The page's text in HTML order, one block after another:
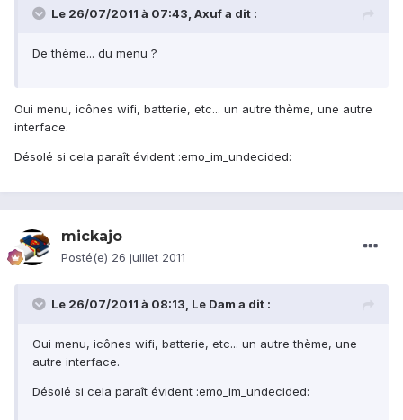
Le 26/07/2011 à 07:43, Axuf a dit :
De thème... du menu ?
Oui menu, icônes wifi, batterie, etc... un autre thème, une autre
interface.
Désolé si cela paraît évident :emo_im_undecided:
mickajo
Posté(e) 26 juillet 2011
Le 26/07/2011 à 08:13, Le Dam a dit :
Oui menu, icônes wifi, batterie, etc... un autre thème, une
autre interface.
Désolé si cela paraît évident :emo_im_undecided: